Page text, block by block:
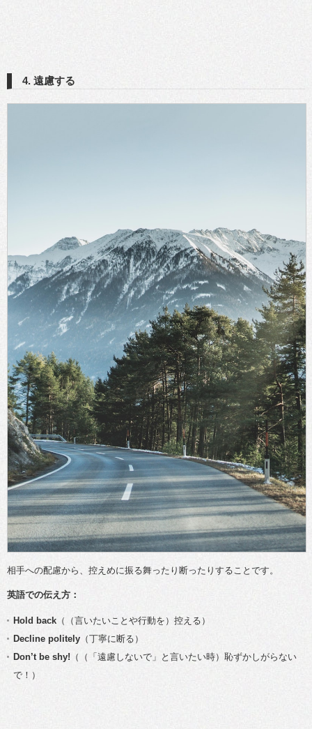
4. 遠慮する
相手への配慮から、控えめに振る舞ったり断ったりすることです。
英語での伝え方：
Hold back （（言いたいことや行動を）控える）
Decline politely （丁寧に断る）
Don’t be shy! （（「遠慮しないで」と言いたい時）恥ずかしがらない
で！）